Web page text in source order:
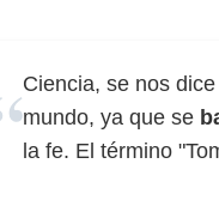
Ciencia, se nos
mundo, ya que se
la fe. El término